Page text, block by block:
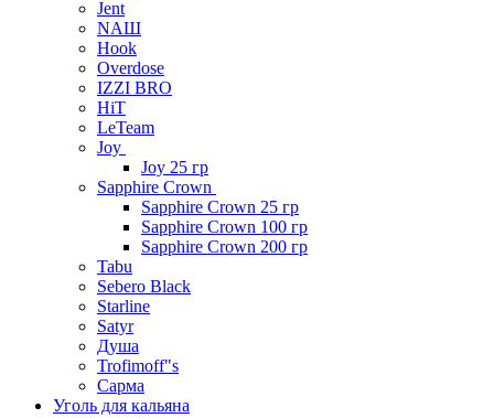
Jent
NAШ
Hook
Overdose
IZZI BRO
HiT
LeTeam
Joy
Joy 25 гр
Sapphire Crown
Sapphire Crown 25 гр
Sapphire Crown 100 гр
Sapphire Crown 200 гр
Tabu
Sebero Black
Starline
Satyr
Душа
Trofimoff"s
Сарма
Уголь для кальяна